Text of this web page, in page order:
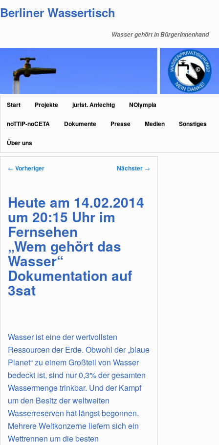
primären
Berliner Wassertisch
Wasser gehört in BürgerInnenhand
Hauptmenü
Start Projekte jurist. Anfechtg NOlympia
noTTIP-noCETA Dokumente Presse Medien Sonstiges
Über uns
Beitragsnavigation
← Vorheriger Nächster →
Heute am 14.02.2014
um 20:15 Uhr im
Fernsehen
„Wem gehört das
Wasser“
Dokumentation auf
3sat
Wasser ist eine der wertvollsten
Ressourcen der Erde. Obwohl der „blaue
Planet“ zu einem Großteil von Wasser
bedeckt ist, sind nur 0,3% der gesamten
Wassermenge trinkbar. Und der Kampf
um den Besitz der weltweiten
Wasserreserven hat längst begonnen.
Mehrere Weltkonzerne liefern sich ein
Wettrennen um die besten